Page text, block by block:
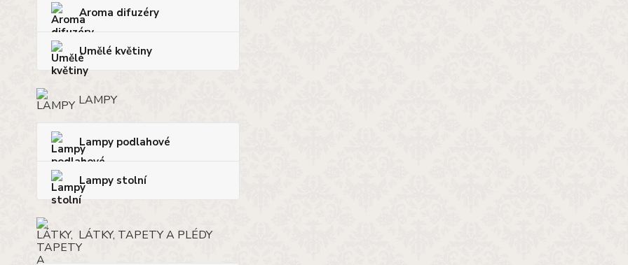
Aroma difuzéry
Umělé květiny
LAMPY
Lampy podlahové
Lampy stolní
LÁTKY, TAPETY A PLÉDY